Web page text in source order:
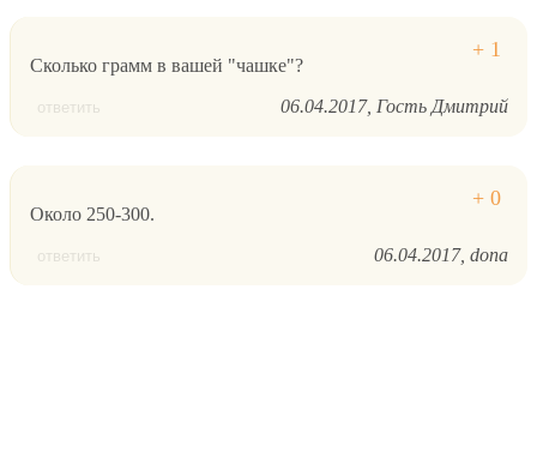
Сколько грамм в вашей "чашке"?
ответить 06.04.2017 Гость Дмитрий
Около 250-300.
ответить 06.04.2017 dona